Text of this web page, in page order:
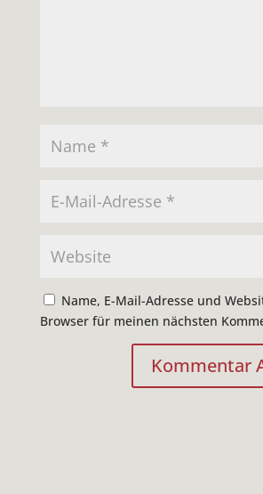
Name, E-Mail-Adresse und
Browser für meinen nächsten